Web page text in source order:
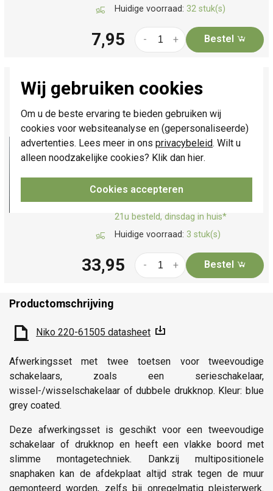
Wij gebruiken cookies
Om u de beste ervaring te bieden gebruiken wij
cookies voor websiteanalyse en (gepersonaliseerde)
advertenties. Lees meer in ons privacybeleid. Wilt u
alleen noodzakelijke cookies? Klik dan hier.
Cookies accepteren
Huidige voorraad: 32 stuk(s)
7,95 +
- Bestel
Niko afdekraam 1-voudig Pure alu blue grey
brushed (226-76100)
Enkelvoudig afdekraam, serie: Pure,
afwerkingskleur: alu blue grey brushed.
Afmetingen: 83 x 83 x 8.9 mm. Let op,
door het anodisatieproces kunnen er
zijn.Meer informatie »
Verwachte levertijd:Voor maandag
21u besteld, dinsdag in huis*
Huidige voorraad: 3 stuk(s)
33,95 +
- Bestel
Productomschrijving
Niko 220-61505 datasheet
Afwerkingsset met twee toetsen voor tweevoudige
schakelaars, zoals een serieschakelaar,
wissel-/wisselschakelaar of dubbele drukknop. Kleur: blue
grey coated.
Deze afwerkingsset is geschikt voor een tweevoudige
schakelaar of drukknop en heeft een vlakke boord met
slimme montagetechniek. Dankzij multipositionele
snaphaken kan de afdekplaat altijd strak tegen de muur
gemonteerd worden, zelfs bij onregelmatig pleisterwerk.